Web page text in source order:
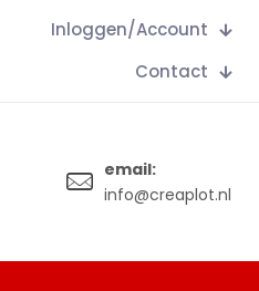
Inloggen/Account
Contact
email:
info@creaplot.nl